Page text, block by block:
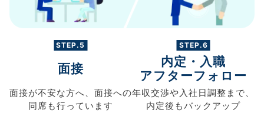
STEP.5
面接
面接が不安な方へ、 面接への
同席も行っています
STEP.6
内定・入職
アフターフォロー
年収交渉や 入社日調整まで、
内定後もバックアップ